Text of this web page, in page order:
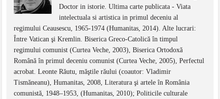
Doctor in istorie. Ultima carte publicata - Viata
intelectuala si artistica in primul deceniu al
regimului Ceausescu, 1965-1974 (Humanitas, 2014). Alte lucrari:
Între Vatican şi Kremlin. Biserica Greco-Catolică în timpul
regimului comunist (Curtea Veche, 2003), Biserica Ortodoxă
Română în primul deceniu comunist (Curtea Veche, 2005), Perfectul
acrobat. Leonte Răutu, măştile răului (coautor: Vladimir
Tismăneanu), Humanitas, 2008, Literatura şi artele în România
comunistă, 1948–1953, (Humanitas, 2010); Politicile culturale